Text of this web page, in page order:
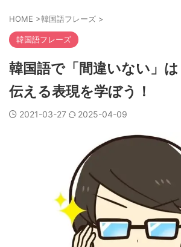
HOME >韓国語フレーズ >
韓国語フレーズ
韓国語で「間違いない」
伝える表現を学ぼう！
2021-03-27 2025-04-09